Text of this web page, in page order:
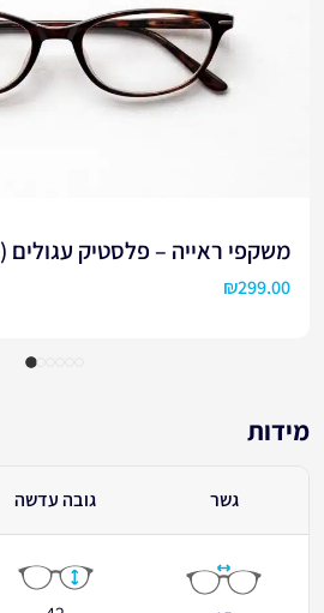
משקפי ראייה – פלסטיק עגולים (1112)
₪299.00
מידות
גשר גובה עדשה